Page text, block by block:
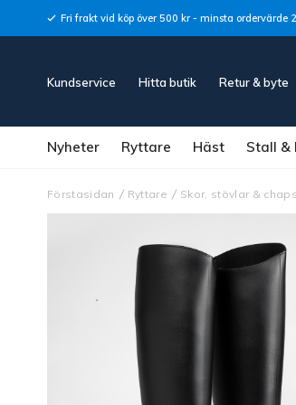
Fri frakt vid köp över 500 kr - minsta ordervärde
Kundservice Hitta butik Retur & byte
Nyheter Ryttare Häst Stall &
Förstasidan Ryttare Skor, stövlar & chaps